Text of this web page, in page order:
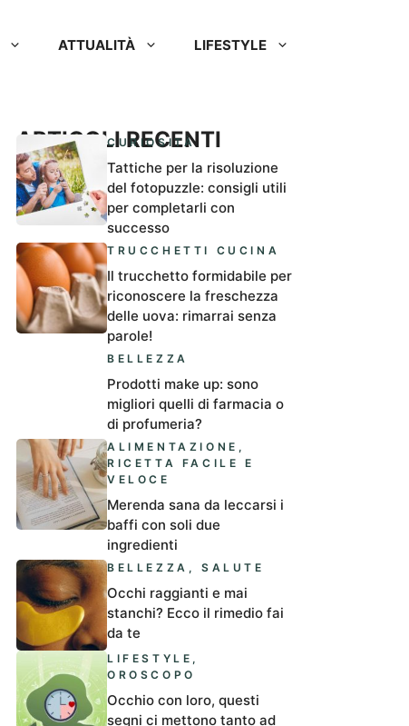
ATTUALITÀ LIFESTYLE
ARTICOLI RECENTI
CURIOSITÀ
Tattiche per la risoluzione
del fotopuzzle: consigli utili
per completarli con
successo
TRUCCHETTI CUCINA
Il trucchetto formidabile per
riconoscere la freschezza
delle uova: rimarrai senza
parole!
BELLEZZA
Prodotti make up: sono
migliori quelli di farmacia o
di profumeria?
ALIMENTAZIONE ,
RICETTA FACILE E
VELOCE
Merenda sana da leccarsi i
baffi con soli due
ingredienti
BELLEZZA ,SALUTE
Occhi raggianti e mai
stanchi? Ecco il rimedio fai
da te
LIFESTYLE ,
OROSCOPO
Occhio con loro, questi
segni ci mettono tanto ad